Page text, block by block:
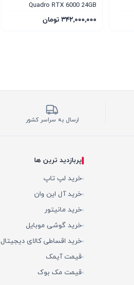
Quadro RTX 6000 24GB
۳۴۲٬۰۰۰٬۰۰۰ تومان
ارسال به سراسر کشور
پربازدید ترین ها
خرید لپ تاپ
خرید آل این وان
خرید مانیتور
خرید گوشی موبایل
خرید اقساطی کالای دیجیتال
قیمت آیمک
قیمت مک بوک